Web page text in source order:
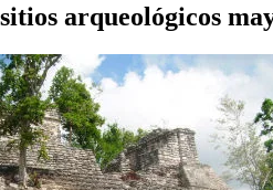
arqueológicos